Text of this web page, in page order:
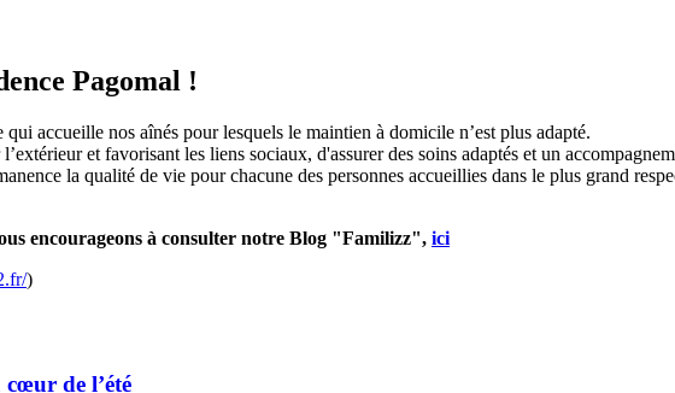
Pagomal !
accueille nos aînés pour lesquels le maintien à domicile n’est plus adapté.
et favorisant les liens sociaux, d'assurer des soins adaptés et un
la qualité de vie pour chacune des personnes accueillies dans le plus grand
encourageons à consulter notre Blog "Familizz", ici
)
de l’été